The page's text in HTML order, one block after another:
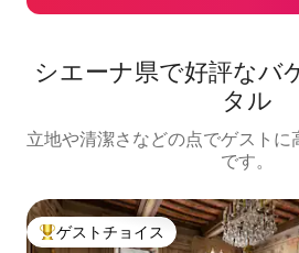
シエーナ県で好評なバ
タル
立地や清潔さなどの点でゲスト
です。
大好評のゲストチョイスです。
ゲストチョイス